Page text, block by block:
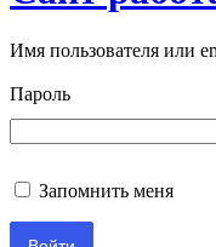
Имя пользователя или
Пароль
Запомнить меня